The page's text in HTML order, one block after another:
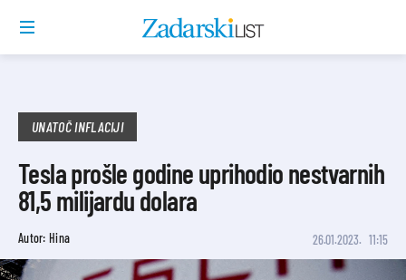
UNATOČ INFLACIJI
Tesla prošle godine uprihodio nestvarnih
81,5 milijardu dolara
Autor: Hina 26.01.2023. 11:15